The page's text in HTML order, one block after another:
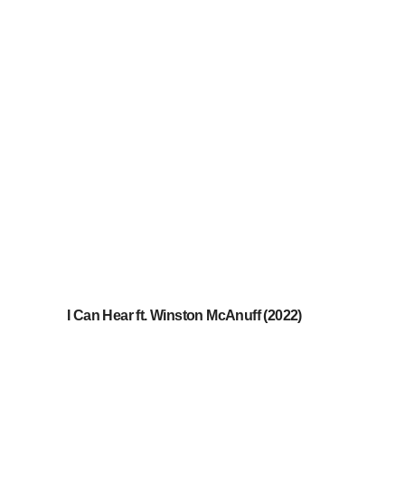
I Can Hear ft. Winston McAnuff (2022)